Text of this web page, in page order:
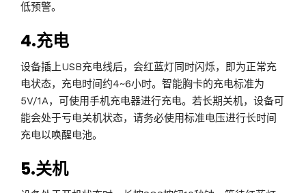
低预警。
4.充电
设备插上USB充电线后，会红蓝灯同时闪烁，即为正常充
电状态，充电时间约4~6小时。智能胸卡的充电标准为
5V/1A，可使用手机充电器进行充电。若长期关机，设备可
能会处于亏电关机状态，请务必使用标准电压进行长时间
充电以唤醒电池。
5.关机